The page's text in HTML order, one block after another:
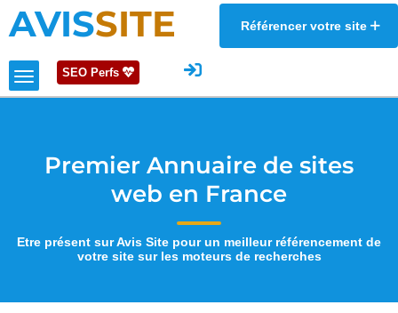
AVISSITE Référencer votre site
SEO Perfs
Premier Annuaire de sites
web en France
Etre présent sur Avis Site pour un meilleur référencement de
votre site sur les moteurs de recherches